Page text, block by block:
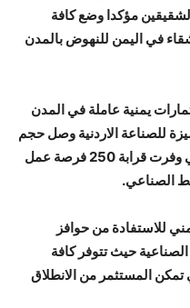
الشقيقين مؤكدا وضع كافة
في اليمن للنهوض بالمدن
جويعد عن وجود 5 استثمارات يمنية عاملة في المدن
للصناعة الاردنية وصل حجم
استثماراتها إلى 45 مليون دينار أردني وفرت قرابة 250 فرصة عمل
الصناعي.
للاستفادة من حوافز
الصناعية حيث تتوفر كافة
المستثمر من الانطلاق